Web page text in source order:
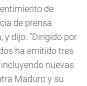
de
de prensa
y dijo: "Dirigido por
ha emitido tres
nuevas
Maduro y su